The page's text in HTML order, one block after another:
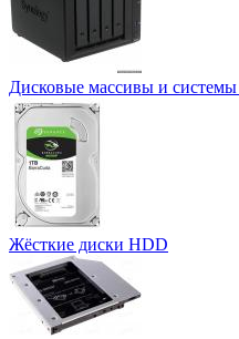
Дисковые массивы и системы
Жёсткие диски HDD